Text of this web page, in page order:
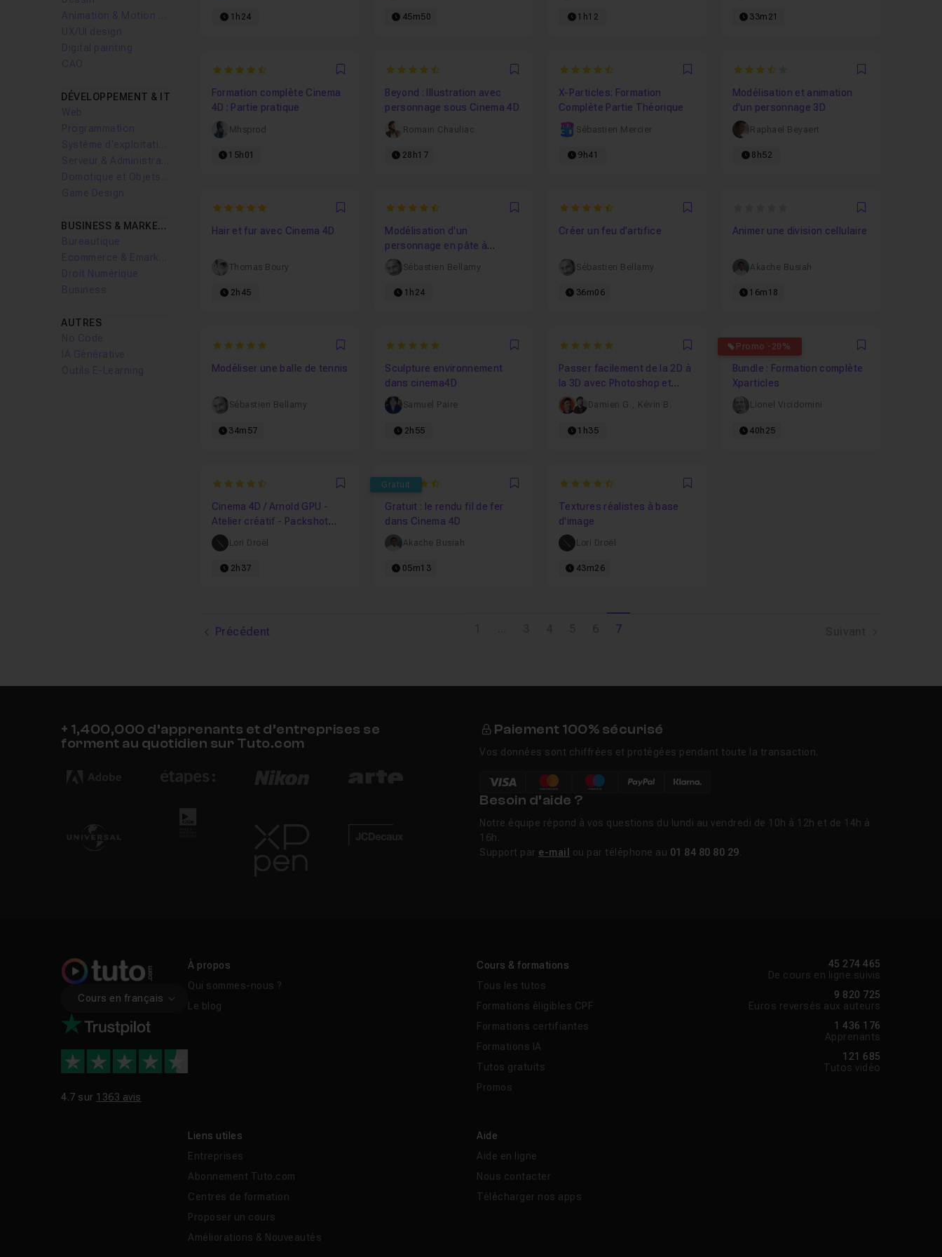
UX/UI design
Digital painting
CAO
DÉVELOPPEMENT & IT
Web
Programmation
Game Design
BUSINESS & MARKETING
Bureautique
Droit Numérique
Business
AUTRES
No Code
IA Générative
Outils E-Learning
1h24 45m50 1h12 33m21
4.5555555555556 Favori
Formation complète Cinema
4D : Partie pratique
Mhsprod
15h01
4.6666666666667 Favori
Beyond : Illustration avec
personnage sous Cinema 4D
Romain Chauliac
28h17
4.9 Favori
X-Particles: Formation
Complète Partie Théorique
Sébastien Mercier
9h41
3.65 Favori
Modélisation et animation
d'un personnage 3D
Raphael Beyaert
8h52
5 Favori
Hair et fur avec Cinema 4D
Thomas Boury
2h45
4.5714285714286 Favori
Modélisation d'un
personnage en pâte à
modeler
Sébastien Bellamy
1h24
4.6666666666667 Favori
Créer un feu d'artifice
Sébastien Bellamy
36m06
Favori
Animer une division cellulaire
Akache Busiah
16m18
5 Favori
Modéliser une balle de tennis
Sébastien Bellamy
34m57
5 Favori
Sculpture environnement
dans cinema4D
Samuel Paire
2h55
5 Favori
Passer facilement de la 2D à
la 3D avec Photoshop et
Cinema 4D
Damien G. , Kévin B.
1h35
Promo -20%
5 Favori
Bundle : Formation complète
Xparticles
Lionel Vicidomini
40h25
4.3333333333333 Favori
Cinema 4D / Arnold GPU -
Atelier créatif - Packshot
parfum
Lori Droël
2h37
Gratuit
4.75 Favori
Gratuit : le rendu fil de fer
dans Cinema 4D
Akache Busiah
05m13
4.6551724137931 Favori
Textures réalistes à base
d'image
Lori Droël
43m26
Précédent 7
+ 1,400,000 d’apprenants et d’entreprises se
forment au quotidien sur Tuto.com
Paiement 100% sécurisé
Vos données sont chiffrées et protégées pendant toute la transaction.
Besoin d’aide ?
Notre équipe répond à vos questions du lundi au vendredi de 10h à 12h et de 14h à
16h.
Support par e-mail ou par téléphone au 01 84 80 80 29
Cours en français
4.7 sur 1363 avis
À propos
Qui sommes-nous ?
Le blog
Cours & formations
Tous les tutos
Formations éligibles CPF
Formations certifiantes
Formations IA
Tutos gratuits
Promos
Liens utiles
Entreprises
Abonnement Tuto.com
Centres de formation
Proposer un cours
Améliorations & Nouveautés
Aide
Aide en ligne
Nous contacter
Télécharger nos apps
45 274 465
De cours en ligne suivis
9 820 725
Euros reversés aux auteurs
1 436 176
Apprenants
121 685
Tutos vidéo